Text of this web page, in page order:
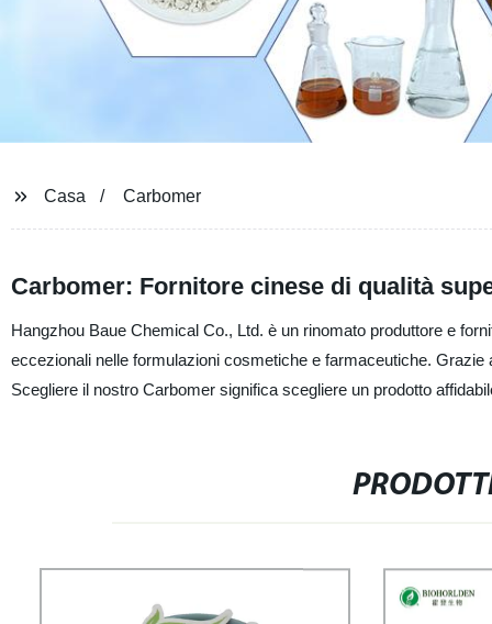
Casa Carbomer
Carbomer: Fornitore cinese di qualità
Hangzhou Baue Chemical Co., Ltd. è un rinomato produttore e
eccezionali nelle formulazioni cosmetiche e farmaceutiche.
Scegliere il nostro Carbomer significa scegliere un prodotto